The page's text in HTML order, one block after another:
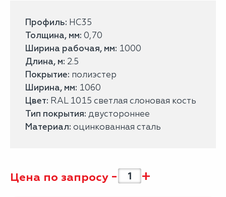
Профиль: НС35
Толщина, мм: 0,70
Ширина рабочая, мм: 1000
Длина, м: 2.5
Покрытие: полиэстер
Ширина, мм: 1060
Цвет: RAL 1015 светлая слоновая кость
Тип покрытия: двустороннее
Материал: оцинкованная сталь
Цена по запросу - +